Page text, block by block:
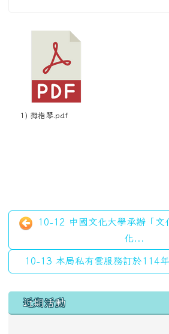
1) 拇指琴.pdf
10-12 中國文化大學承辦「文
化...
10-13 本局私有雲服務訂於114
左邊區域內容
近期活動